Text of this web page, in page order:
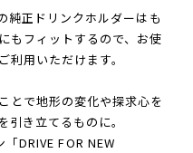
純正ドリンクホルダーはも
もフィットするので、お使
用いただけます。
とで地形の変化や探求心を
き立てるものに。
DRIVE FOR NEW